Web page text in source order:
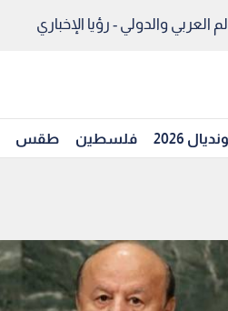
العربي والدولي - رؤيا الإخباري
2026 فلسطين طقس